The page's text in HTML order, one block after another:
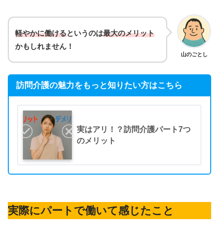
山のごとし
軽やかに働けるというのは最大のメリット
かもしれません！
訪問介護の魅力をもっと知りたい方はこちら
実はアリ！？訪問介護パート7つ
のメリット
実際にパートで働いて感じたこと